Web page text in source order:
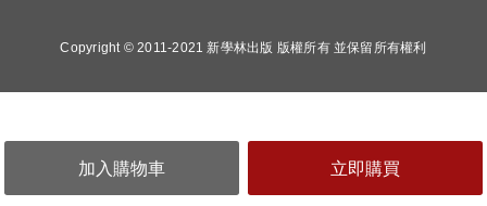
Copyright © 2011-2021 新學林出版 版權所有 並保留所有權利